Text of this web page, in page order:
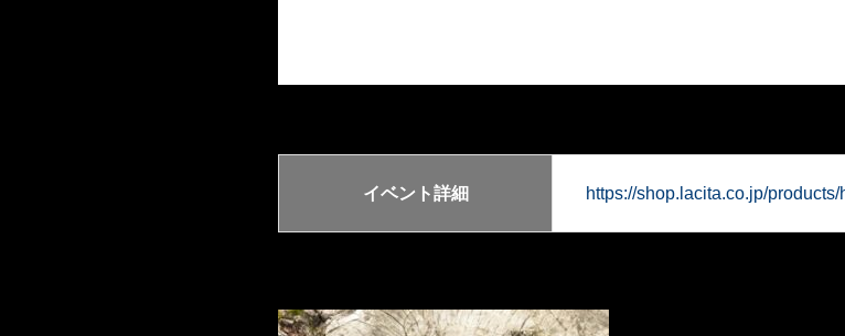
イベント詳細 https://shop.lacita.co.jp/